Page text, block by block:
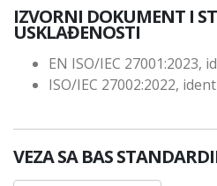
IZVORNI DOKUMENT I
USKLAĐENOSTI
EN ISO/IEC 27001:2023,
ISO/IEC 27002:2022,
VEZA SA BAS